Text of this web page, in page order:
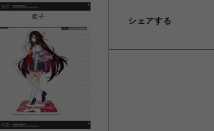
姫子 シェアする